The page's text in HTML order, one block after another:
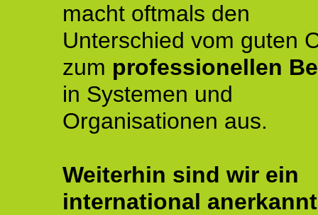
macht oftmals den
Unterschied vom guten
zum professionellen
in Systemen und
Organisationen aus.
Weiterhin sind wir ein
international